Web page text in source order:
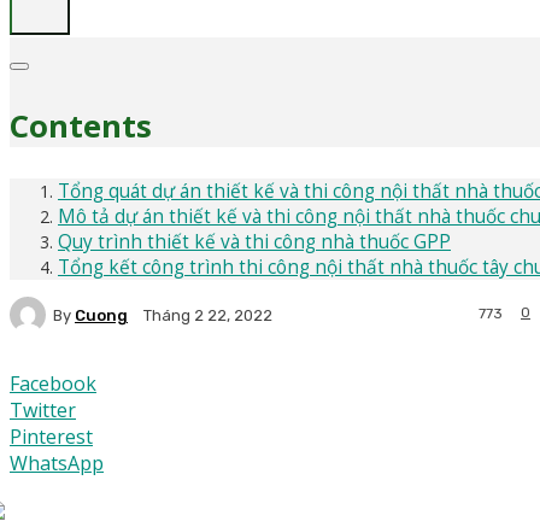
Contents
Tổng quát dự án thiết kế và thi công nội thất nhà
Mô tả dự án thiết kế và thi công nội thất nhà thuốc
Quy trình thiết kế và thi công nhà thuốc GPP
Tổng kết công trình thi công nội thất nhà thuốc tây
By Cuong Tháng 2 22, 2022 0
773
Facebook
Twitter
Pinterest
WhatsApp